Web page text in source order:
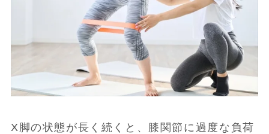
X脚の状態が長く続くと、膝関節に過度な負荷